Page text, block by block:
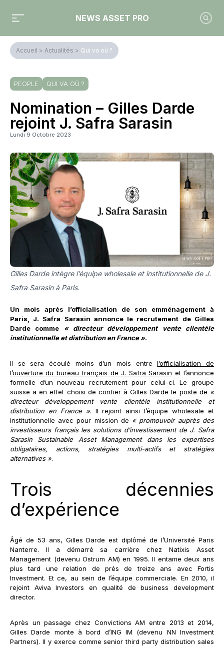
NEWS ASSET PRO
Accueil > Actualités > Qui va où ?
PEOPLE QUI VA OÙ ?
Nomination – Gilles Darde
rejoint J. Safra Sarasin
Lundi 9 Octobre 2023
Gilles Darde intègre l’équipe wholesale et institutionnelle de J.
Safra Sarasin à Paris.
Un mois après l’officialisation de son emménagement à
Paris, J. Safra Sarasin annonce le recrutement de Gilles
Darde comme « directeur développement vente clientèle
institutionnelle et distribution en France ».
Il se sera écoulé moins d’un mois entrel’officialisation de
l’ouverture du bureau français de J. Safra Sarasin et l’annonce
formelle d’un nouveau recrutement pour celui-ci. Le groupe
suisse a en effet choisi de confier à Gilles Darde le poste de «
directeur développement vente clientèle institutionnelle et
distribution en France ». Il rejoint ainsi l’équipe wholesale et
institutionnelle avec pour mission de « promouvoir auprès des
investisseurs français les solutions d’investissement de J. Safra
Sarasin Sustainable Asset Management dans les expertises
obligataires, actions, stratégies multi-actifs et stratégies
alternatives ».
Trois décennies
d’expérience
Âgé de 53 ans, Gilles Darde est diplômé de l’Université Paris
Nanterre. Il a démarré sa carrière chez Natixis Asset
Management (devenu Ostrum AM) en 1995. Il entame deux ans
plus tard une relation de près de treize ans avec Fortis
Investment. Et ce, au sein de l’équipe commerciale. En 2010, il
rejoint Aviva Investors en qualité de business development
director.
Après un passage chez Convictions AM entre 2013 et 2014,
Gilles Darde monte à bord d’ING IM (devenu NN Investment
Partners). Il y exerce comme senior third party distribution sales